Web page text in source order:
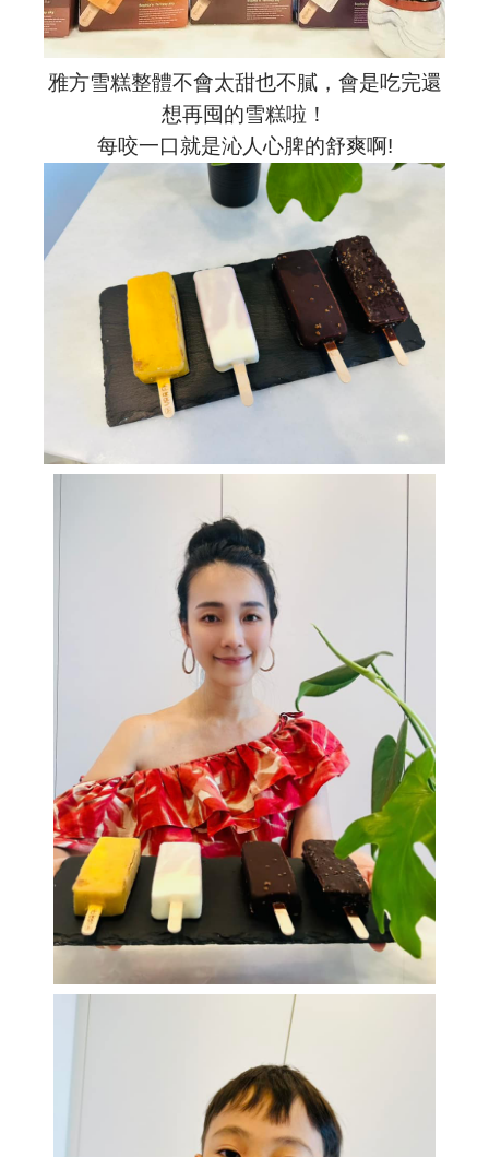
雅方雪糕整體不會太甜也不膩，會是吃完還
想再囤的雪糕啦！
每咬一口就是沁人心脾的舒爽啊!